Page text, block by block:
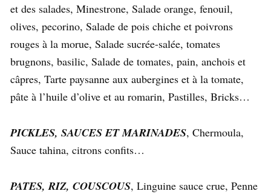
et des salades, Minestrone, Salade orange, fenouil,
olives, pecorino, Salade de pois chiche et poivrons
rouges à la morue, Salade sucrée-salée, tomates
brugnons, basilic, Salade de tomates, pain, anchois et
câpres, Tarte paysanne aux aubergines et à la tomate,
pâte à l’huile d’olive et au romarin, Pastilles, Bricks…
PICKLES, SAUCES ET MARINADES, Chermoula,
Sauce tahina, citrons confits…
PATES, RIZ, COUSCOUS, Linguine sauce crue, Penne